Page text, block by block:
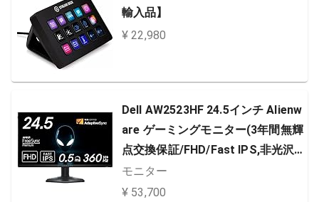
輸入品】
¥ 22,980
Dell AW2523HF 24.5インチ Alienw
are ゲーミングモニター(3年間無輝
点交換保証/FHD/Fast IPS,非光沢/
DP,HDMI/sRGB 99%/縦横回転,高さ
調整/0.5ms/360Hz/AMD FreeSyn
モニター
¥ 53,700